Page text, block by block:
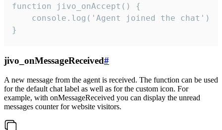
function jivo_onAccept() {
}
jivo_onMessageReceived#
A new message from the agent is received. The function can be used
for the default chat label as well as for the custom icon. For
example, with onMessageReceived you can display the unread
messages counter for website visitors.